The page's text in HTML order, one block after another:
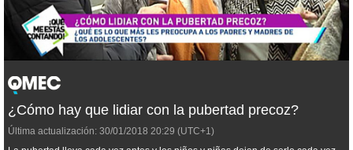
¿Cómo hay que lidiar con la pubertad precoz?
Última actualización: 30/01/2018 20:29 (UTC+1)